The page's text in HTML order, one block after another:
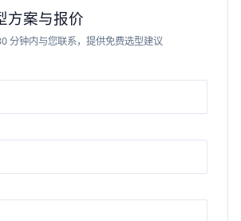
方案与报价
分钟内与您联系，提供免费选型建议